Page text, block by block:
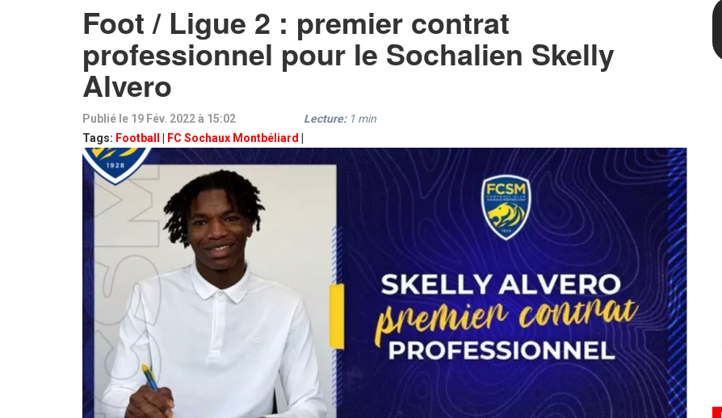
Foot / Ligue 2 : premier contrat
professionnel pour le Sochalien Skelly
Alvero
Publié le 19 Fév. 2022 à 15:02
Tags: Football FC Sochaux Montbéliard
Lecture: 1 min